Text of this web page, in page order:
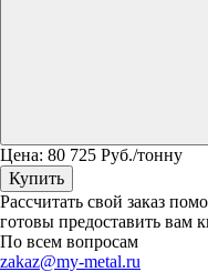
Цена: 80 725 Руб./тонну
Купить
Рассчитать свой заказ
готовы предоставить
По всем вопросам
zakaz@my-metal.ru